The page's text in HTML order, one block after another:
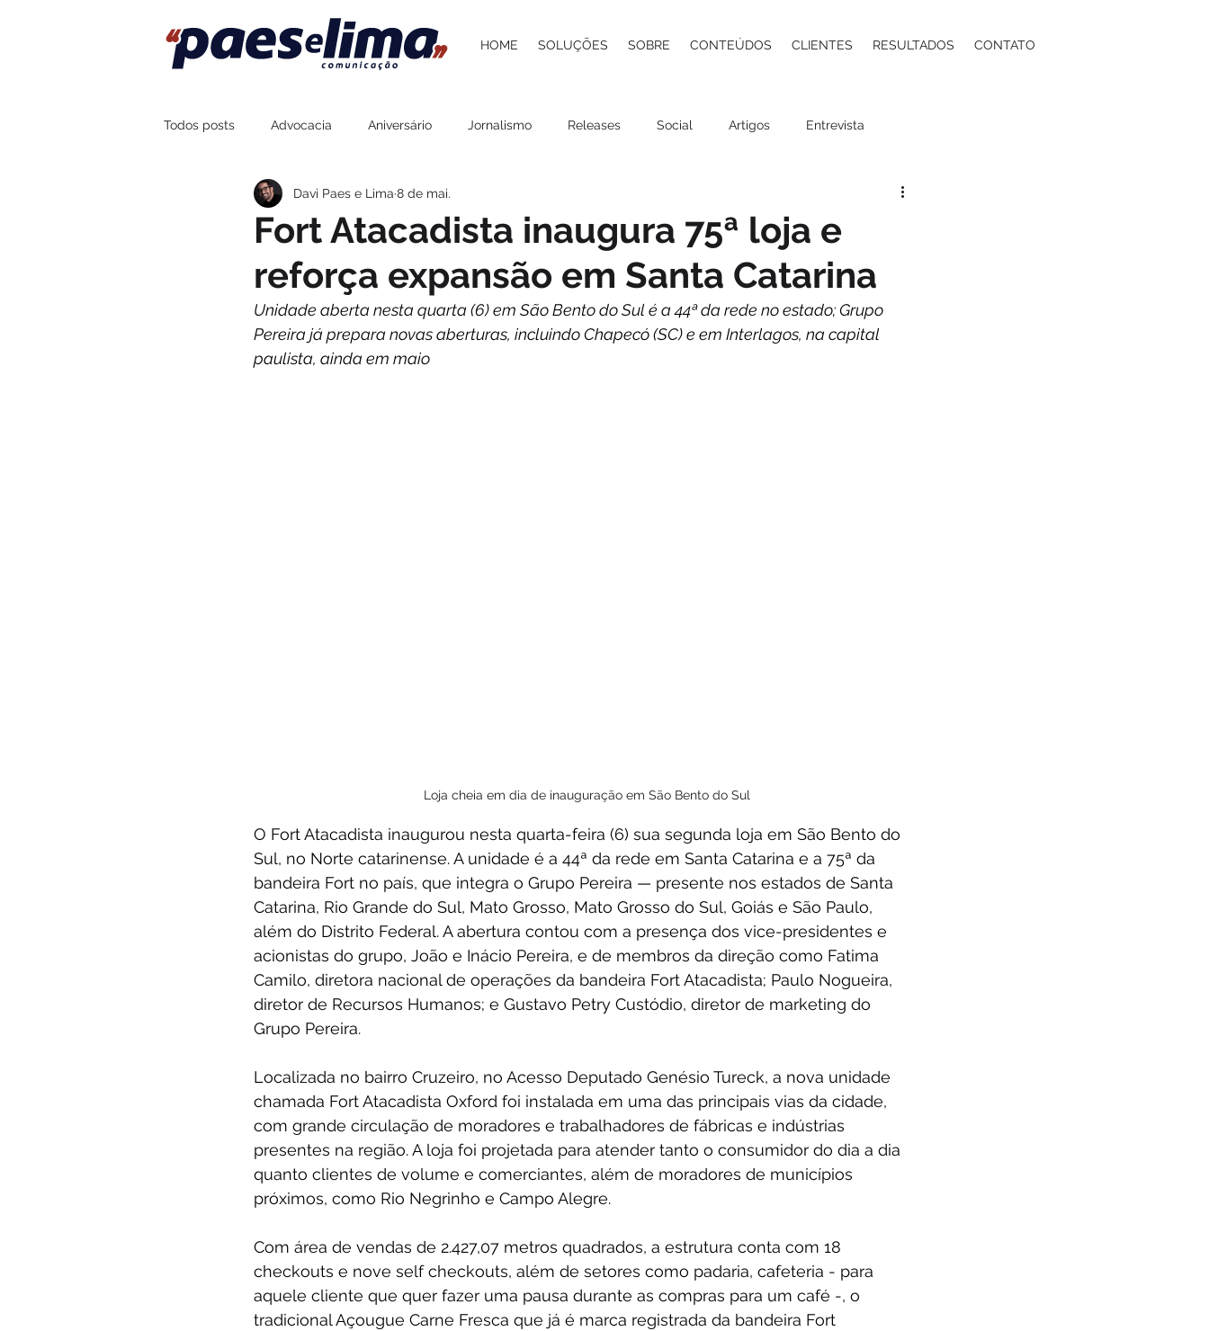
HOME SOLUÇÕES SOBRE CONTEÚDOS CLIENTES RESULTADOS CONTATO
Todos posts Advocacia Aniversário Jornalismo Releases Social Artigos Entrevista
Assessoria de Imprensa Fort Atacadista
Sustentabilidade Esportes Gastronomia Lazer Agenda ESG Procedimentos Estéticos
Boteco Zé Mané Na Brasa Costelaria Carol Berger Beer and Pork Davi Paes e Lima Contabilidade
Fort Atacadista inaugura 75ª loja e
reforça expansão em Santa Catarina
Davi Paes e Lima 8 de mai.
Unidade aberta nesta quarta (6) em São Bento do Sul é a 44ª da rede no estado; Grupo
Pereira já prepara novas aberturas, incluindo Chapecó (SC) e em Interlagos, na capital
paulista, ainda em maio
Loja cheia em dia de inauguração em São Bento do Sul
O Fort Atacadista inaugurou nesta quarta-feira (6) sua segunda loja em São Bento do
Sul, no Norte catarinense. A unidade é a 44ª da rede em Santa Catarina e a 75ª da
bandeira Fort no país, que integra o Grupo Pereira — presente nos estados de Santa
Catarina, Rio Grande do Sul, Mato Grosso, Mato Grosso do Sul, Goiás e São Paulo,
além do Distrito Federal. A abertura contou com a presença dos vice-presidentes e
acionistas do grupo, João e Inácio Pereira, e de membros da direção como Fatima
Camilo, diretora nacional de operações da bandeira Fort Atacadista; Paulo Nogueira,
diretor de Recursos Humanos; e Gustavo Petry Custódio, diretor de marketing do
Grupo Pereira.
Localizada no bairro Cruzeiro, no Acesso Deputado Genésio Tureck, a nova unidade
chamada Fort Atacadista Oxford foi instalada em uma das principais vias da cidade,
com grande circulação de moradores e trabalhadores de fábricas e indústrias
presentes na região. A loja foi projetada para atender tanto o consumidor do dia a dia
quanto clientes de volume e comerciantes, além de moradores de municípios
próximos, como Rio Negrinho e Campo Alegre.
Com área de vendas de 2.427,07 metros quadrados, a estrutura conta com 18
checkouts e nove self checkouts, além de setores como padaria, cafeteria - para
aquele cliente que quer fazer uma pausa durante as compras para um café -, o
tradicional Açougue Carne Fresca que já é marca registrada da bandeira Fort